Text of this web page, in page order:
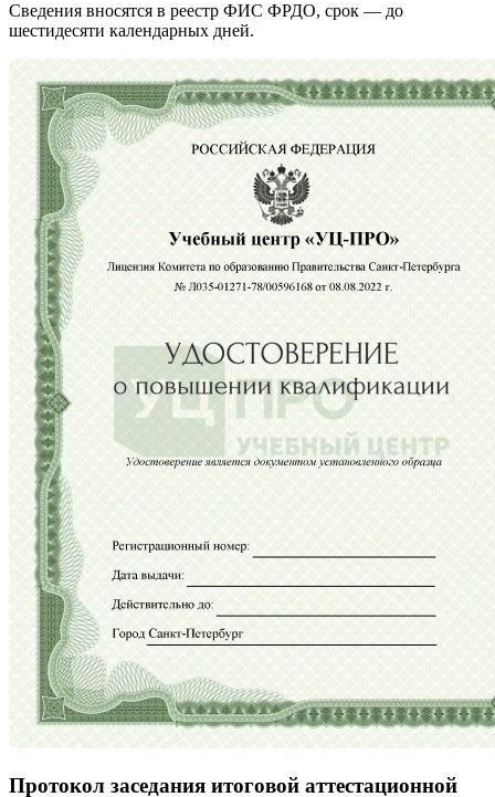
Сведения вносятся в реестр ФИС ФРДО, срок — до
шестидесяти календарных дней.
Протокол заседания итоговой аттестационной